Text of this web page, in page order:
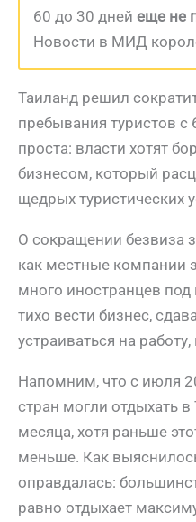
60 до 30 дней еще не
Новости в МИД
Таиланд решил
пребывания туристов
проста: власти хотят
бизнесом, который
щедрых туристических
О сокращении безвиза
как местные компании
много иностранцев
тихо вести бизнес,
устраиваться на
Напомним, что с июля
стран могли отдыхать
месяца, хотя раньше
меньше. Как
оправдалась:
равно отдыхает